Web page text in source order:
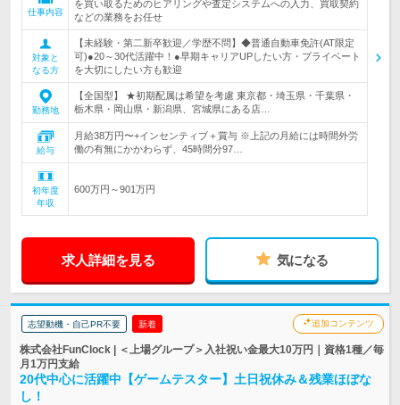
仕事内容
を買い取るためのヒアリングや査定システムへの入力、買取契約
などの業務をお任せ
対象と
なる方
【未経験・第二新卒歓迎／学歴不問】◆普通自動車免許(AT限定
可)●20～30代活躍中！●早期キャリアUPしたい方・プライベート
を大切にしたい方も歓迎
勤務地
【全国型】 ★初期配属は希望を考慮 東京都・埼玉県・千葉県・
栃木県・岡山県・新潟県、宮城県にある店…
給与
月給38万円〜+インセンティブ＋賞与 ※上記の月給には時間外労
働の有無にかかわらず、45時間分97…
初年度
年収
600万円～901万円
求人詳細を見る 気になる
志望動機・自己PR不要 新着 追加コンテンツ
株式会社FunClock | ＜上場グループ＞入社祝い金最大10万円｜資格1種／毎
月1万円支給
20代中心に活躍中【ゲームテスター】土日祝休み＆残業ほぼな
し！